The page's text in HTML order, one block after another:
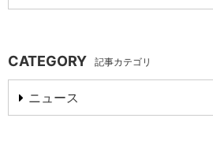
CATEGORY 記事カテゴリ
ニュース